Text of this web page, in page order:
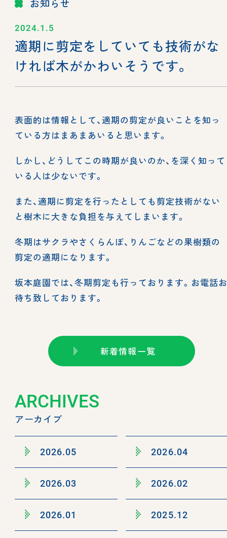
お知らせ
2024.1.5
適期に剪定をしていても技術がな
ければ木がかわいそうです。
表面的は情報として、適期の剪定が良いことを知っ
ている方はまあまあいると思います。
しかし、どうしてこの時期が良いのか、を深く知って
いる人は少ないです。
また、適期に剪定を行ったとしても剪定技術がない
と樹木に大きな負担を与えてしまいます。
冬期はサクラやさくらんぼ、りんごなどの果樹類の
剪定の適期になります。
坂本庭園では、冬期剪定も行っております。お電話
待ち致しております。
新着情報一覧
ARCHIVES
アーカイブ
2026.05 2026.04
2026.03 2026.02
2026.01 2025.12